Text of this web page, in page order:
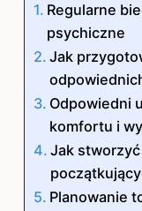
Regularne
psychiczne
Jak
Odpowiedni
komfortu i
Jak
Planowanie